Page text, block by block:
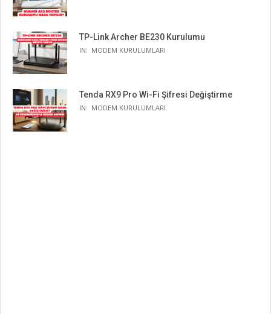
TP-Link Archer BE230 Kurulumu
IN: MODEM KURULUMLARI
Tenda RX9 Pro Wi-Fi Şifresi Değiştirme
IN: MODEM KURULUMLARI